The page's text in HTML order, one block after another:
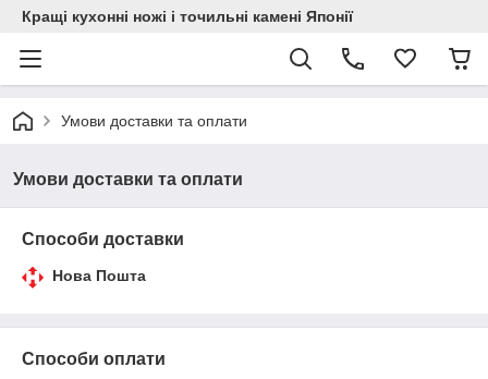
Кращі кухонні ножі і точильні камені Японії
Умови доставки та оплати
Умови доставки та оплати
Способи доставки
Нова Пошта
Способи оплати